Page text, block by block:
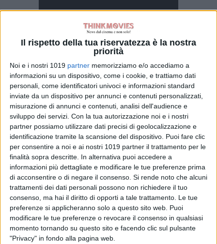
Il rispetto della tua riservatezza è la nostra
priorità
Noi e i nostri 1019 partner memorizziamo e/o accediamo a
informazioni su un dispositivo, come i cookie, e trattiamo dati
personali, come identificatori univoci e informazioni standard
inviate da un dispositivo per annunci e contenuti personalizzati,
misurazione di annunci e contenuti, analisi dell'audience e
sviluppo dei servizi. Con la tua autorizzazione noi e i nostri
partner possiamo utilizzare dati precisi di geolocalizzazione e
identificazione tramite la scansione del dispositivo. Puoi fare clic
per consentire a noi e ai nostri 1019 partner il trattamento per le
finalità sopra descritte. In alternativa puoi accedere a
informazioni più dettagliate e modificare le tue preferenze prima
di acconsentire o di negare il consenso. Si rende noto che alcuni
trattamenti dei dati personali possono non richiedere il tuo
consenso, ma hai il diritto di opporti a tale trattamento. Le tue
preferenze si applicheranno solo a questo sito web. Puoi
modificare le tue preferenze o revocare il consenso in qualsiasi
momento tornando su questo sito e facendo clic sul pulsante
"Privacy" in fondo alla pagina web.
ProdottaWarner Bros. e dallaThese
PicturesdellaJohansson.A produrre
esecutivamente la miniserie anche
Jonathan LiaeKeenan Flynndella
These Pictures, studio della
Johansson, conZaara Duffy alla
supervisione per conto dellaThese
Pictures.
© Riproduzione Riservata